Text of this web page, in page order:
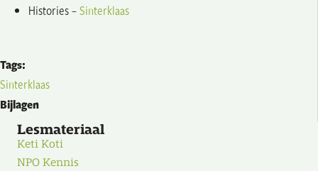
Histories –Sinterklaas
Tags:
Sinterklaas
Bijlagen
Lesmateriaal
Keti Koti
NPO Kennis